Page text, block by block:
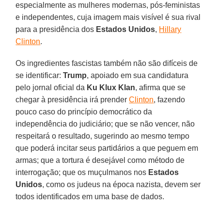
especialmente as mulheres modernas, pós-feministas
e independentes, cuja imagem mais visível é sua rival
para a presidência dos Estados Unidos, Hillary
Clinton.
Os ingredientes fascistas também não são difíceis de
se identificar:Trump, apoiado em sua candidatura
pelo jornal oficial da Ku Klux Klan, afirma que se
chegar à presidência irá prenderClinton, fazendo
pouco caso do princípio democrático da
independência do judiciário; que se não vencer, não
respeitará o resultado, sugerindo ao mesmo tempo
que poderá incitar seus partidários a que peguem em
armas; que a tortura é desejável como método de
interrogação; que os muçulmanos nos Estados
Unidos, como os judeus na época nazista, devem ser
todos identificados em uma base de dados.